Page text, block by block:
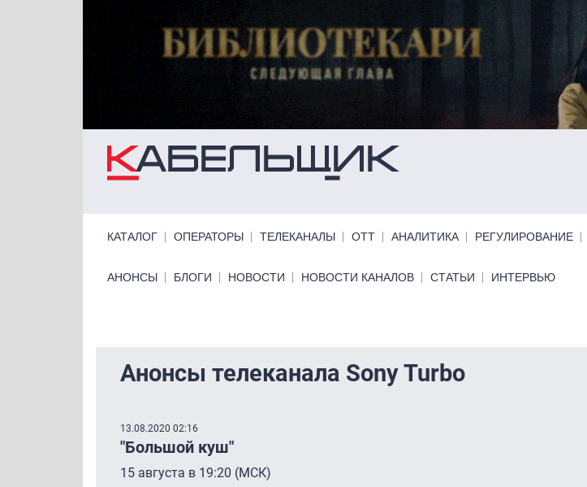
КАТАЛОГ ОПЕРАТОРЫ ТЕЛЕКАНАЛЫ ОТТ АНАЛИТИКА РЕГУЛИРОВАНИЕ
Primary links bottom
АНОНСЫ БЛОГИ НОВОСТИ НОВОСТИ КАНАЛОВ СТАТЬИ ИНТЕРВЬЮ
Анонсы телеканала Sony Turbo
13.08.2020 02:16
"Большой куш"
15 августа в 19:20 (МСК)